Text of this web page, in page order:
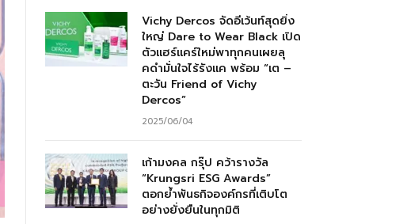
Vichy Dercos จัดอีเว้นท์สุดยิ่ง
ใหญ่ Dare to Wear Black เปิด
ตัวแฮร์แคร์ใหม่พาทุกคนเผยลุ
คดำมั่นใจไร้รังแค พร้อม “เต –
ตะวัน Friend of Vichy
Dercos”
2025/06/04
เก้ามงคล กรุ๊ป คว้ารางวัล
“Krungsri ESG Awards”
ตอกย้ำพันธกิจองค์กรที่เติบโต
อย่างยั่งยืนในทุกมิติ